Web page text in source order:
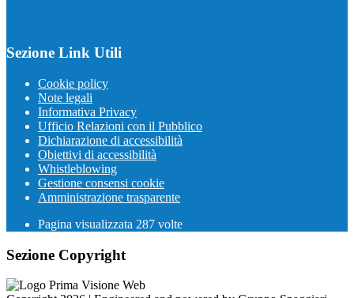
Sezione Link Utili
Cookie policy
Note legali
Informativa Privacy
Ufficio Relazioni con il Pubblico
Dichiarazione di accessibilità
Obiettivi di accessibilità
Whistleblowing
Gestione consensi cookie
Amministrazione trasparente
Pagina visualizzata 287 volte
Sezione Copyright